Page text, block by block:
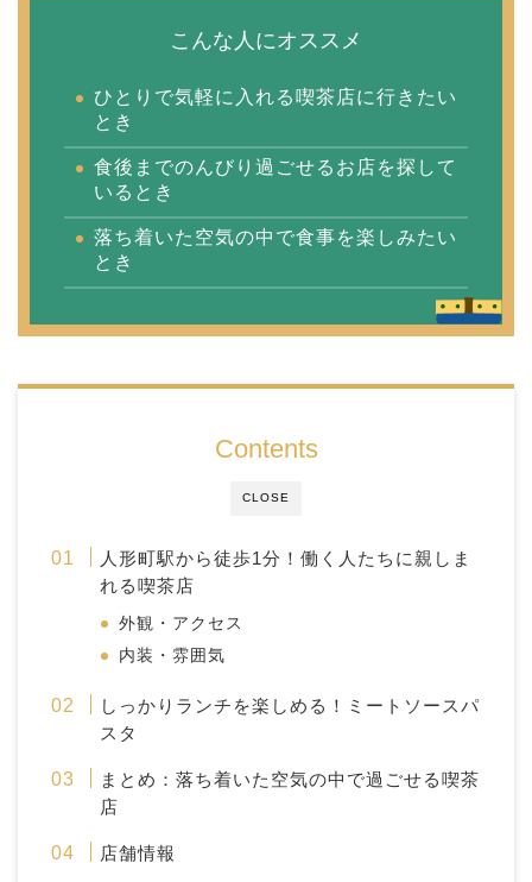
こんな人にオススメ
ひとりで気軽に入れる喫茶店に行きたい
とき
食後までのんびり過ごせるお店を探して
いるとき
落ち着いた空気の中で食事を楽しみたい
とき
CLOSE
Contents
人形町駅から徒歩1分！働く人たちに親しま
れる喫茶店
外観・アクセス
内装・雰囲気
しっかりランチを楽しめる！ミートソースパ
スタ
まとめ：落ち着いた空気の中で過ごせる喫茶
店
店舗情報